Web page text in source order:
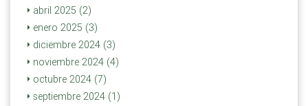
abril 2025 (2)
enero 2025 (3)
diciembre 2024 (3)
noviembre 2024 (4)
octubre 2024 (7)
septiembre 2024 (1)